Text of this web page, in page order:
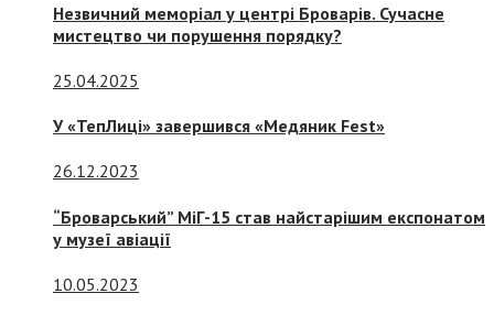
Незвичний меморіал у центрі Броварів. Сучасне
мистецтво чи порушення порядку?
25.04.2025
У «ТепЛиці» завершився «Медяник Fest»
26.12.2023
“Броварський” МіГ-15 став найстарішим експонатом
у музеї авіації
10.05.2023